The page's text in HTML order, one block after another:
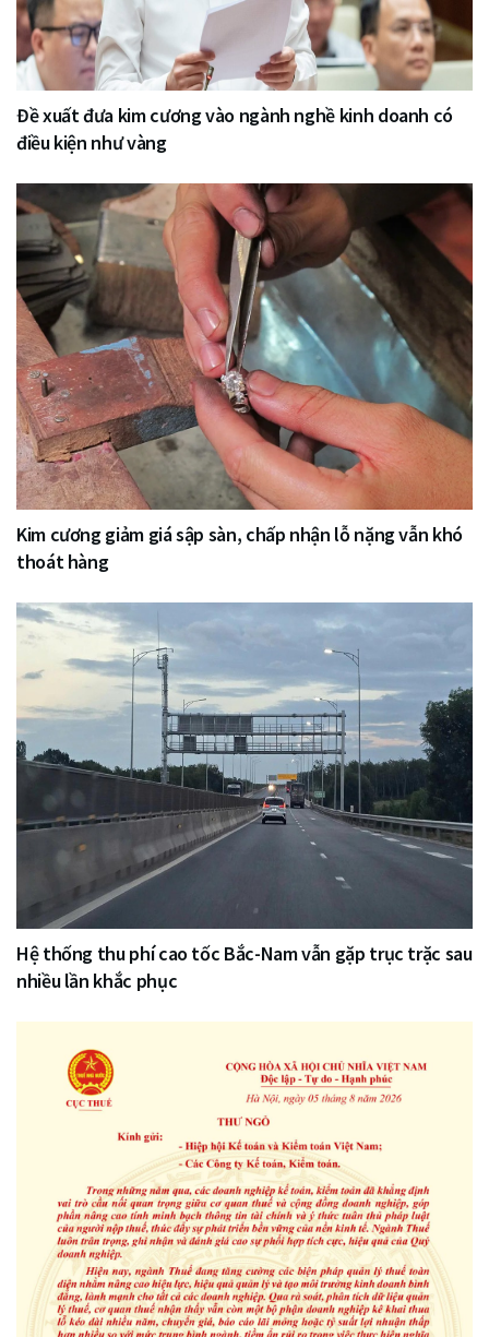
Đề xuất đưa kim cương vào ngành nghề kinh doanh có
điều kiện như vàng
Kim cương giảm giá sập sàn, chấp nhận lỗ nặng vẫn khó
thoát hàng
Hệ thống thu phí cao tốc Bắc-Nam vẫn gặp trục trặc sau
nhiều lần khắc phục